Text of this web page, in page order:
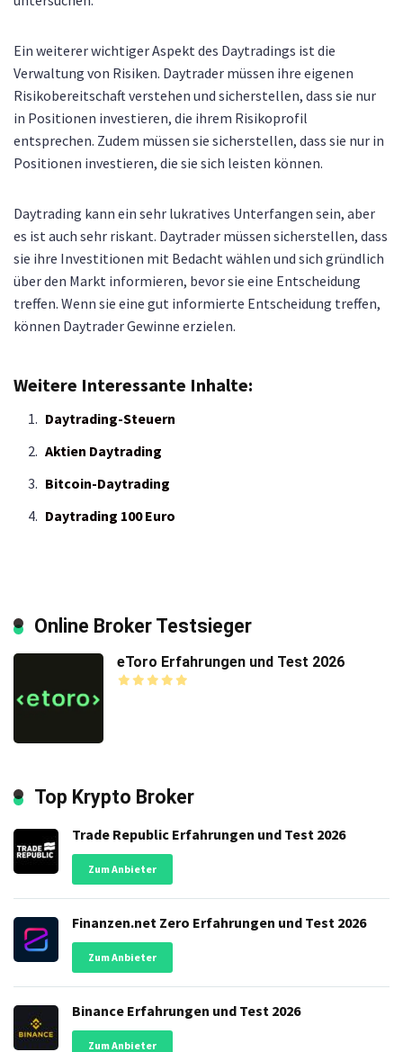
Ein weiterer wichtiger Aspekt des Daytradings ist die
Verwaltung von Risiken. Daytrader müssen ihre eigenen
Risikobereitschaft verstehen und sicherstellen, dass sie nur
in Positionen investieren, die ihrem Risikoprofil
entsprechen. Zudem müssen sie sicherstellen, dass sie nur in
Positionen investieren, die sie sich leisten können.
Daytrading kann ein sehr lukratives Unterfangen sein, aber
es ist auch sehr riskant. Daytrader müssen sicherstellen, dass
sie ihre Investitionen mit Bedacht wählen und sich gründlich
über den Markt informieren, bevor sie eine Entscheidung
treffen. Wenn sie eine gut informierte Entscheidung treffen,
können Daytrader Gewinne erzielen.
Weitere Interessante Inhalte:
Daytrading-Steuern
Aktien Daytrading
Bitcoin-Daytrading
Daytrading 100 Euro
Online Broker Testsieger
eToro Erfahrungen und Test 2026
Top Krypto Broker
Trade Republic Erfahrungen und Test 2026
Zum Anbieter
Finanzen.net Zero Erfahrungen und Test 2026
Zum Anbieter
Binance Erfahrungen und Test 2026
Zum Anbieter